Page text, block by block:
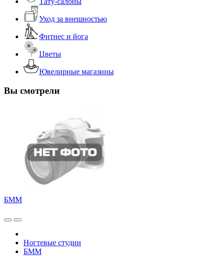
Уход за внешностью
Фитнес и йога
Цветы
Ювелирные магазины
Вы смотрели
БММ
Ногтевые студии
БММ